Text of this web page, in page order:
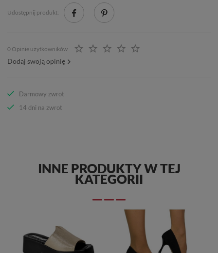
Udostępnij produkt:
0 Opinie użytkowników
Dodaj swoją opinię
Darmowy zwrot
14 dni na zwrot
INNE PRODUKTY W TEJ
KATEGORII